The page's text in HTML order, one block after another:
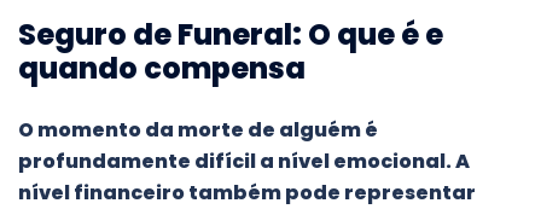
Seguro de Funeral: O que é e
quando compensa
O momento da morte de alguém é
profundamente difícil a nível emocional. A
nível financeiro também pode representar